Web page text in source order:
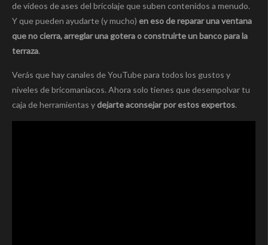
de vídeos de ases del bricolaje que suben contenidos a menudo.
Y que pueden ayudarte (y mucho) en eso de reparar una ventana
que no cierra, arreglar una gotera o construirte un banco para la
terraza.
Verás que hay canales de YouTube para todos los gustos y
niveles de bricomaníacos. Ahora solo tienes que desempolvar tu
caja de herramientas ydejarte aconsejar por estos expertos.